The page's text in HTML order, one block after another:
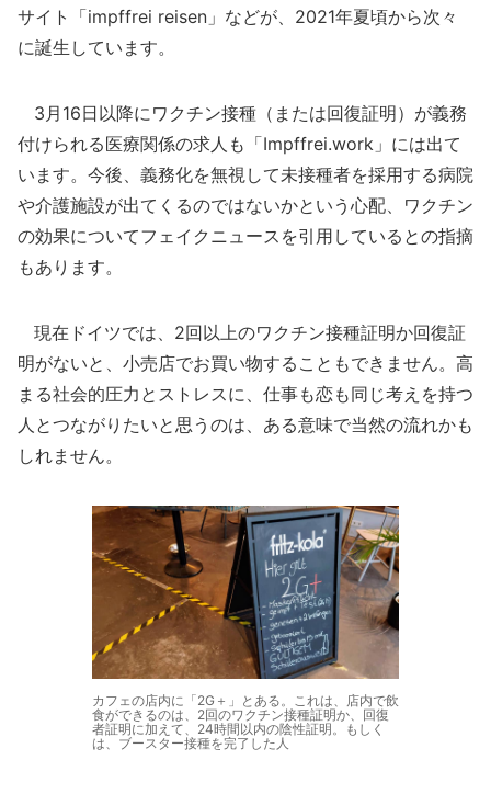
サイト「impffrei reisen」などが、2021年夏頃から次々
に誕生しています。
3月16日以降にワクチン接種（または回復証明）が義務
付けられる医療関係の求人も「Impffrei.work」には出て
います。今後、義務化を無視して未接種者を採用する病院
や介護施設が出てくるのではないかという心配、ワクチン
の効果についてフェイクニュースを引用しているとの指摘
もあります。
現在ドイツでは、2回以上のワクチン接種証明か回復証
明がないと、小売店でお買い物することもできません。高
まる社会的圧力とストレスに、仕事も恋も同じ考えを持つ
人とつながりたいと思うのは、ある意味で当然の流れかも
しれません。
カフェの店内に「2G＋」とある。これは、店内で飲
食ができるのは、2回のワクチン接種証明か、回復
者証明に加えて、24時間以内の陰性証明。もしく
は、ブースター接種を完了した人